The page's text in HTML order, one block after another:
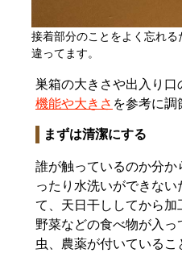
接着部分のことをよく忘れ
違ってます。
巣箱の大きさや出入り口
機能や大きさ を参考に調
まずは清潔にする
誰が触っているのか分
ったり水洗いができな
て、天日干ししてから加
野菜などの食べ物が入
虫、農薬が付いている